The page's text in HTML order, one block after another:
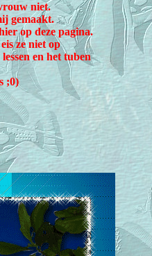
niet.
gemaakt.
op deze pagina.
ze niet op
en het tuben
;0)